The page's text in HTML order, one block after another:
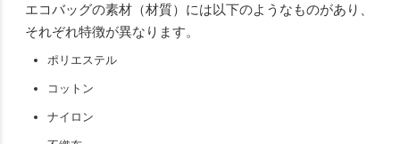
エコバッグの素材（材質）には以下のようなものがあり、
それぞれ特徴が異なります。
ポリエステル
コットン
ナイロン